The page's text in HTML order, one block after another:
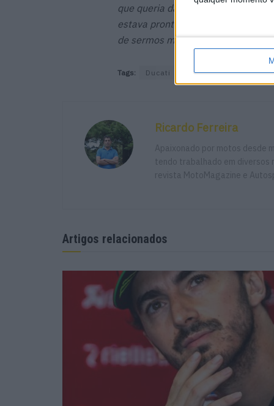
que queria dar aos fãs
estava pronto para dar a eles o
de sermos melhores no domingo.”
Tags: Ducati GP de Itália - Mugello
Ricardo Ferreira
Apaixonado por motos desde
tendo trabalhado em diversos
revista MotoMagazine e
Artigos relacionados